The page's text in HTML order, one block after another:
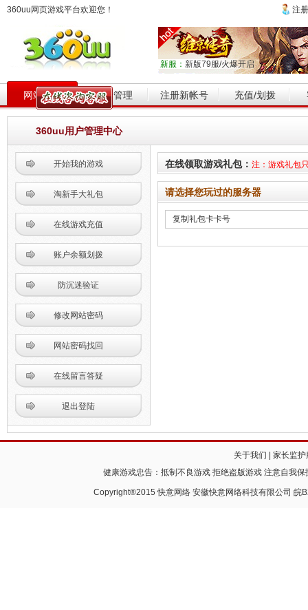
360uu网页游戏平台欢迎您！ 注册
新服： 新版79服/火爆开启
网站首页 帐号管理 注册新帐号 充值/划拨
360uu用户管理中心
开始我的游戏
淘新手大礼包
在线游戏充值
账户余额划拨
防沉迷验证
修改网站密码
网站密码找回
在线留言答疑
退出登陆
在线领取游戏礼包： 注：游戏礼包
请选择您玩过的服务器
关于我们
家长监护
健康游戏忠告：抵制不良游戏 拒绝盗版游戏 注意自我
Copyright®2015 快意网络 安徽快意网络科技有限公司 皖